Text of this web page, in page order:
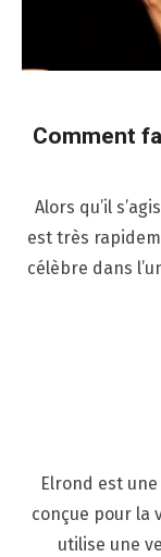
Comment
Alors qu’il
est très
célèbre dans
Elrond est
conçue pour la
utilise une